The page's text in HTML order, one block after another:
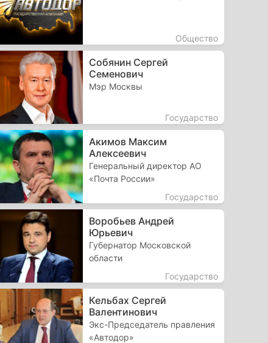
Общество
Собянин Сергей
Семенович
Мэр Москвы
Государство
Акимов Максим
Алексеевич
Генеральный директор АО
«Почта России»
Государство
Воробьев Андрей
Юрьевич
Губернатор Московской
области
Государство
Кельбах Сергей
Валентинович
Экс-Председатель правления
«Автодор»